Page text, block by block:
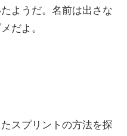
ようだ。名前は出さな
だよ。
スプリントの方法を探